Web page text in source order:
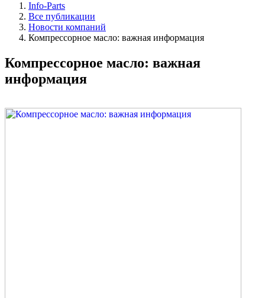
Info-Parts
Все публикации
Новости компаний
Компрессорное масло: важная информация
Компрессорное масло: важная
информация